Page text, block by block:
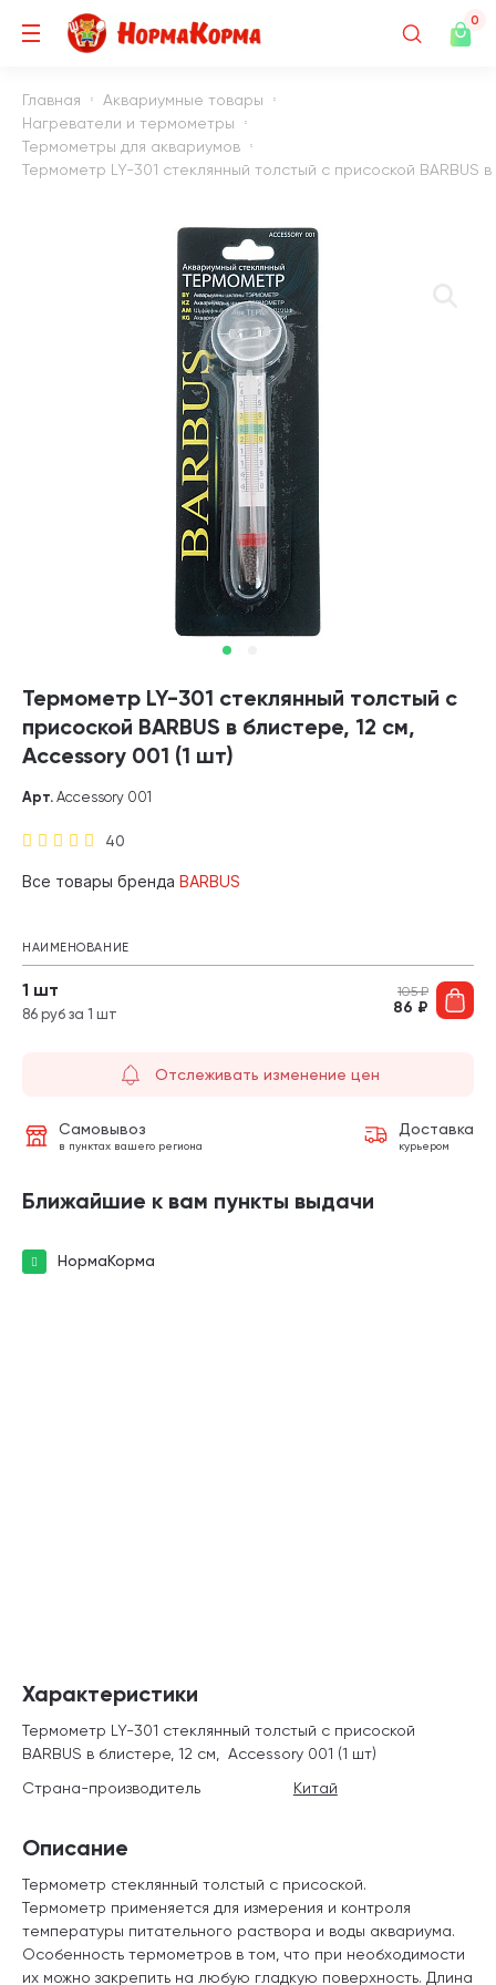
0
Главная
Аквариумные товары
Нагреватели и термометры
Термометры для аквариумов
Термометр LY-301 стеклянный толстый с присоской BARBUS
Термометр LY-301 стеклянный толстый с
присоской BARBUS в блистере, 12 см,
Accessory 001 (1 шт)
40
Арт. Accessory 001
Все товары бренда BARBUS
НАИМЕНОВАНИЕ
1 шт
86 руб за 1 шт
105₽
86 ₽
Отслеживать изменение цен
Самовывоз
в пунктах вашего региона
Доставка
курьером
Ближайшие к вам пункты выдачи
НормаКорма
Описание
Термометр стеклянный толстый с присоской.
Термометр применяется для измерения и контроля
температуры питательного раствора и воды аквариума.
Особенность термометров в том, что при необходимости
их можно закрепить на любую гладкую поверхность. Длина
Характеристики
Термометр LY-301 стеклянный толстый с присоской
BARBUS в блистере, 12 см, Accessory 001 (1 шт)
Страна-производитель
Китай